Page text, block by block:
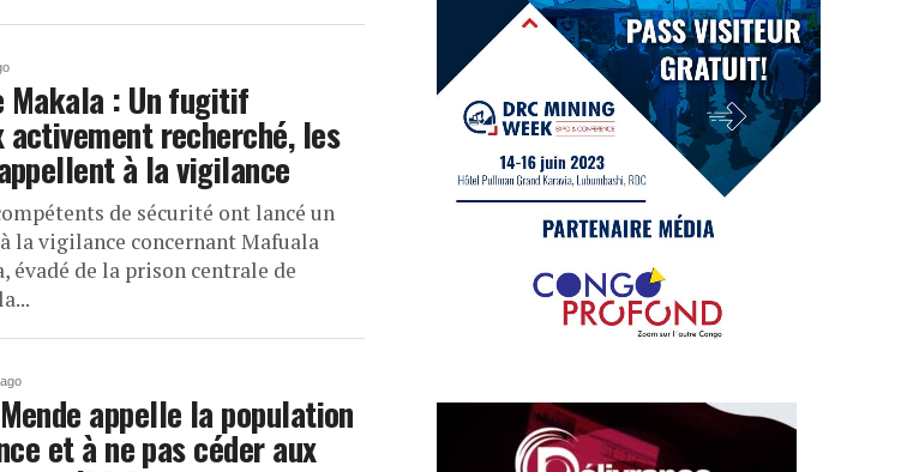
Makala : Un fugitif
activement recherché, les
à la vigilance
de sécurité ont lancé un
la vigilance concernant Mafuala
évadé de la prison centrale de
appelle la population
et à ne pas céder aux